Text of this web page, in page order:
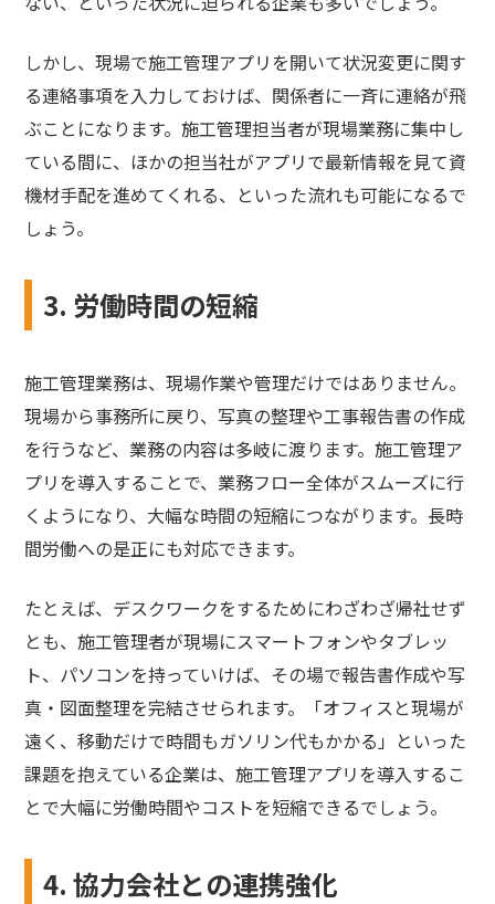
しかし、現場で施工管理アプリを開いて状況変更に関す
る連絡事項を入力しておけば、関係者に一斉に連絡が飛
ぶことになります。施工管理担当者が現場業務に集中し
ている間に、ほかの担当社がアプリで最新情報を見て資
機材手配を進めてくれる、といった流れも可能になるで
しょう。
3. 労働時間の短縮
施工管理業務は、現場作業や管理だけではありません。
現場から事務所に戻り、写真の整理や工事報告書の作成
を行うなど、業務の内容は多岐に渡ります。施工管理ア
プリを導入することで、業務フロー全体がスムーズに行
くようになり、大幅な時間の短縮につながります。長時
間労働への是正にも対応できます。
たとえば、デスクワークをするためにわざわざ帰社せず
とも、施工管理者が現場にスマートフォンやタブレッ
ト、パソコンを持っていけば、その場で報告書作成や写
真・図面整理を完結させられます。「オフィスと現場が
遠く、移動だけで時間もガソリン代もかかる」といった
課題を抱えている企業は、施工管理アプリを導入するこ
とで大幅に労働時間やコストを短縮できるでしょう。
4. 協力会社との連携強化